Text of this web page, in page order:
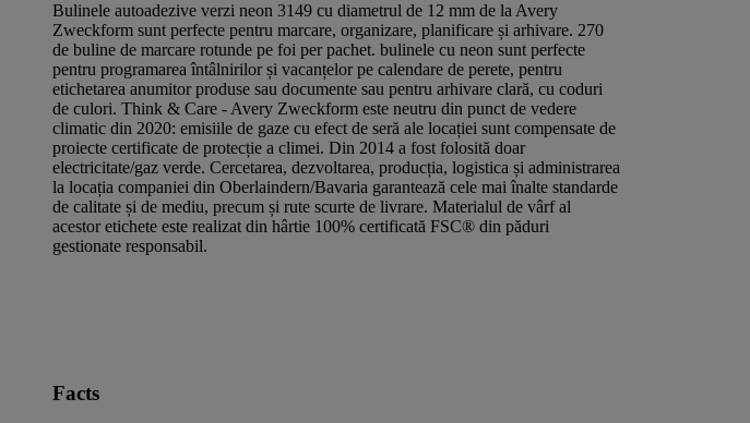
Bulinele autoadezive verzi neon 3149 cu diametrul de 12 mm de la Avery
Zweckform sunt perfecte pentru marcare, organizare, planificare și arhivare. 270
de buline de marcare rotunde pe foi per pachet. bulinele cu neon sunt perfecte
pentru programarea întâlnirilor și vacanțelor pe calendare de perete, pentru
etichetarea anumitor produse sau documente sau pentru arhivare clară, cu coduri
de culori. Think & Care - Avery Zweckform este neutru din punct de vedere
climatic din 2020: emisiile de gaze cu efect de seră ale locației sunt compensate de
proiecte certificate de protecție a climei. Din 2014 a fost folosită doar
electricitate/gaz verde. Cercetarea, dezvoltarea, producția, logistica și administrarea
la locația companiei din Oberlaindern/Bavaria garantează cele mai înalte standarde
de calitate și de mediu, precum și rute scurte de livrare. Materialul de vârf al
acestor etichete este realizat din hârtie 100% certificată FSC® din păduri
gestionate responsabil.
Facts